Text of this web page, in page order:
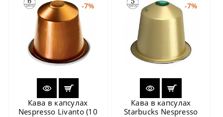
-7%
Кава в капсулах
Nespresso Livanto (10
-7%
Кава в капсулах
Starbucks Nespresso